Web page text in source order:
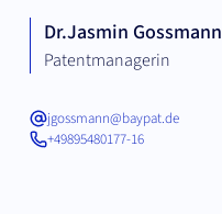
Dr.Jasmin Gossmann
Patentmanagerin
jgossmann@baypat.de
+49895480177-16